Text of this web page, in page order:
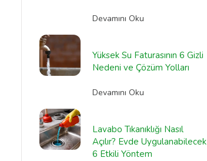
Devamını Oku
Yüksek Su Faturasının 6 Gizli
Nedeni ve Çözüm Yolları
Devamını Oku
Lavabo Tıkanıklığı Nasıl
Açılır? Evde Uygulanabilecek
6 Etkili Yöntem